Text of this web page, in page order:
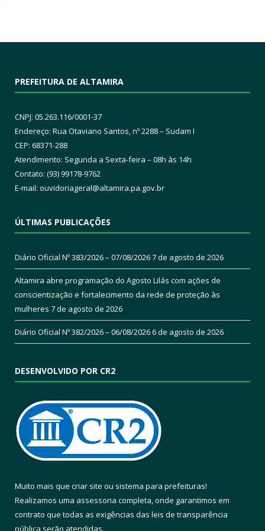
PREFEITURA DE ALTAMIRA
CNPJ: 05.263.116/0001-37
Endereço: Rua Otaviano Santos, nº 2288 – Sudam I
CEP: 68371-288
Atendimento: Segunda a Sexta-feira – 08h às 14h
Contato: (93) 99178-9762
E-mail: ouvidoriageral@altamira.pa.gov.br
ÚLTIMAS PUBLICAÇÕES
Diário Oficial Nº 383/2026 – 07/08/20267 de agosto de 2026
Altamira abre programação do Agosto Lilás com ações de
conscientização e fortalecimento da rede de proteção às
mulheres 7 de agosto de 2026
Diário Oficial Nº 382/2026 – 06/08/20266 de agosto de 2026
DESENVOLVIDO POR CR2
Muito mais que criar site ou sistema para prefeituras!
Realizamos uma assessoria completa, onde garantimos em
contrato que todas as exigências das leis de transparência
pública serão atendidas.